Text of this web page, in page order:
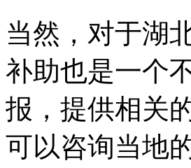
当然，对于湖
补助也是一个
报，提供相关
可以咨询当地